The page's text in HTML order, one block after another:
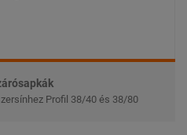
Profil 38/40 és 38/80